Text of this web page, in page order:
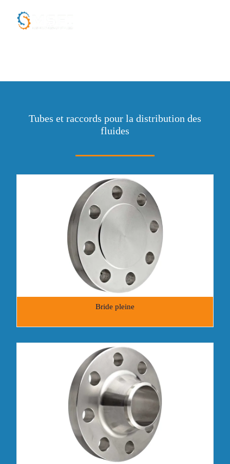
Tubes et raccords pour la distribution des
fluides
Bride pleine